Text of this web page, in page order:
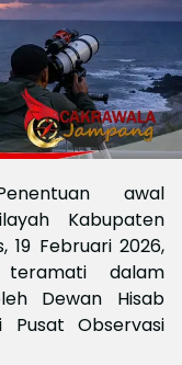
awal
Kabupaten
19 Februari 2026,
dalam
Dewan Hisab
Pusat Observasi